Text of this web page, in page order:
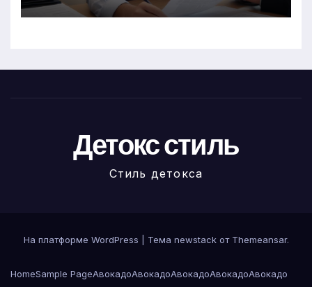
Детокс стиль
Стиль детокса
На платформе WordPress Тема newstack от Themeansar.
HomeSample PageАвокадоАвокадоАвокадоАвокадоАвокадо